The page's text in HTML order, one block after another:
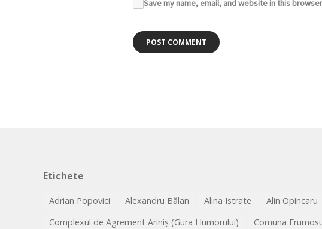
Save my name, email, and website in this
Etichete
Adrian Popovici Alexandru Bălan Alina Istrate Alin Opincaru
Complexul de Agrement Ariniș (Gura Humorului)
Comuna